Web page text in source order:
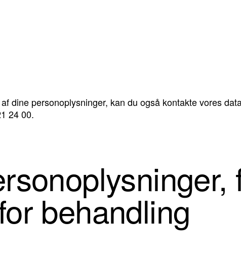
dine personoplysninger, kan du også kontakte vores
24 00.
behandling